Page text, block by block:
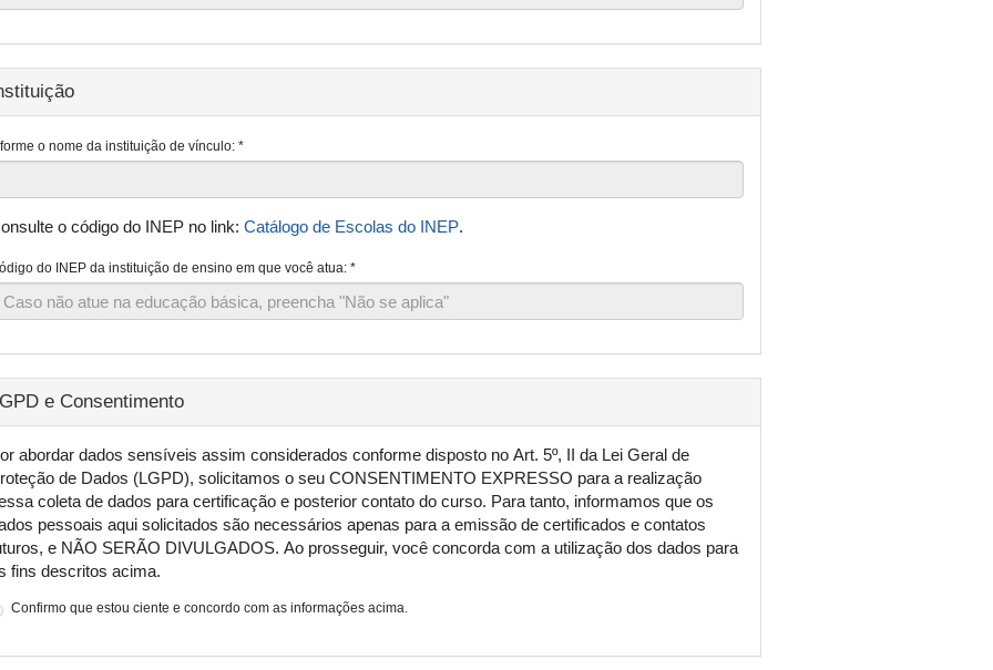
o nome da instituição de vínculo: *
o código do INEP no link: Catálogo de Escolas do INEP.
do INEP da instituição de ensino em que você atua: *
e Consentimento
abordar dados sensíveis assim considerados conforme disposto no Art. 5º, II da Lei Geral de
de Dados (LGPD), solicitamos o seu CONSENTIMENTO EXPRESSO para a realização
coleta de dados para certificação e posterior contato do curso. Para tanto, informamos que os
pessoais aqui solicitados são necessários apenas para a emissão de certificados e contatos
e NÃO SERÃO DIVULGADOS. Ao prosseguir, você concorda com a utilização dos dados para
fins descritos acima.
Confirmo que estou ciente e concordo com as informações acima.